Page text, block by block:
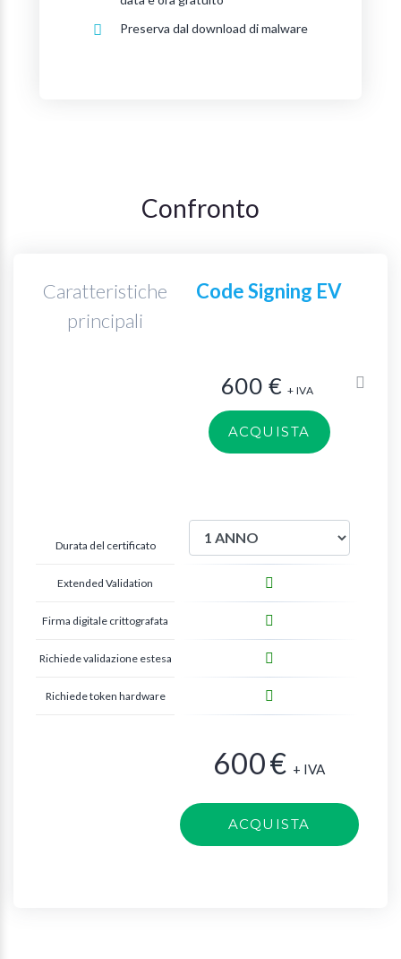
Preserva dal download di malware
Confronto
Caratteristiche
principali
Durata del certificato
Extended Validation
Firma digitale crittografata
Richiede validazione estesa
Richiede token hardware
Code Signing EV
600 € + IVA
ACQUISTA
600€ + IVA
ACQUISTA